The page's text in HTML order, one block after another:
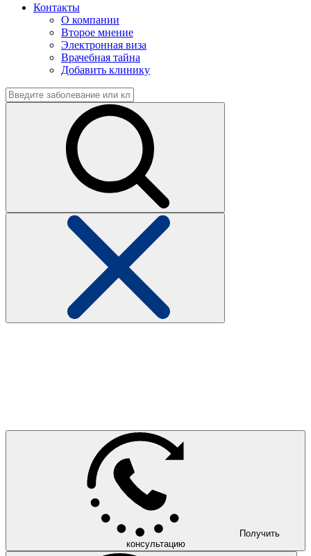
Контакты
О компании
Второе мнение
Электронная виза
Врачебная тайна
Добавить клинику
Получить
консультацию